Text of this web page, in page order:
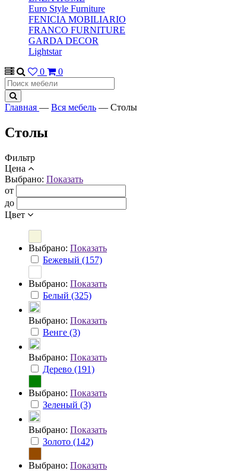
Euro Style Furniture
FENICIA MOBILIARIO
FRANCO FURNITURE
GARDA DECOR
Lightstar
0
0
Главная — Вся мебель — Столы
Столы
Фильтр
Цена
Выбрано: Показать
от
до
Цвет
Выбрано: Показать
Бежевый (157)
Выбрано: Показать
Белый (325)
Выбрано: Показать
Венге (3)
Выбрано: Показать
Дерево (191)
Выбрано: Показать
Зеленый (3)
Выбрано: Показать
Золото (142)
Выбрано: Показать